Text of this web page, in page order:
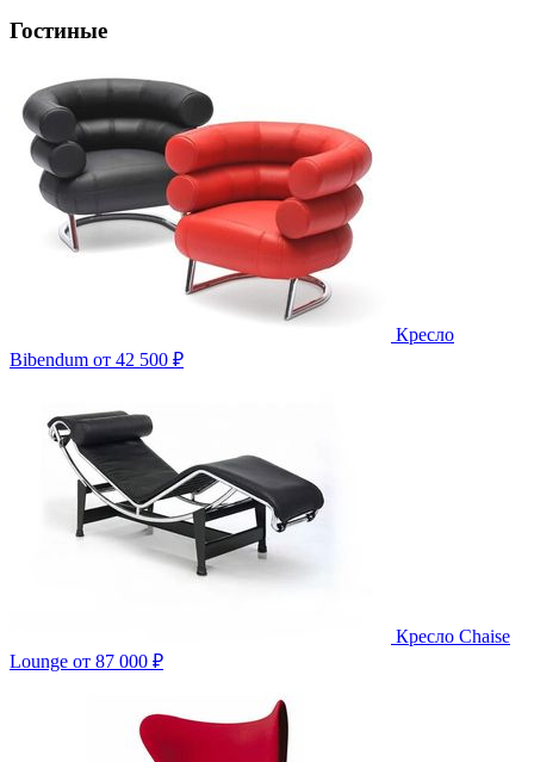
Гостиные
Кресло
Bibendum от 42 500 ₽
Кресло Chaise
Lounge от 87 000 ₽